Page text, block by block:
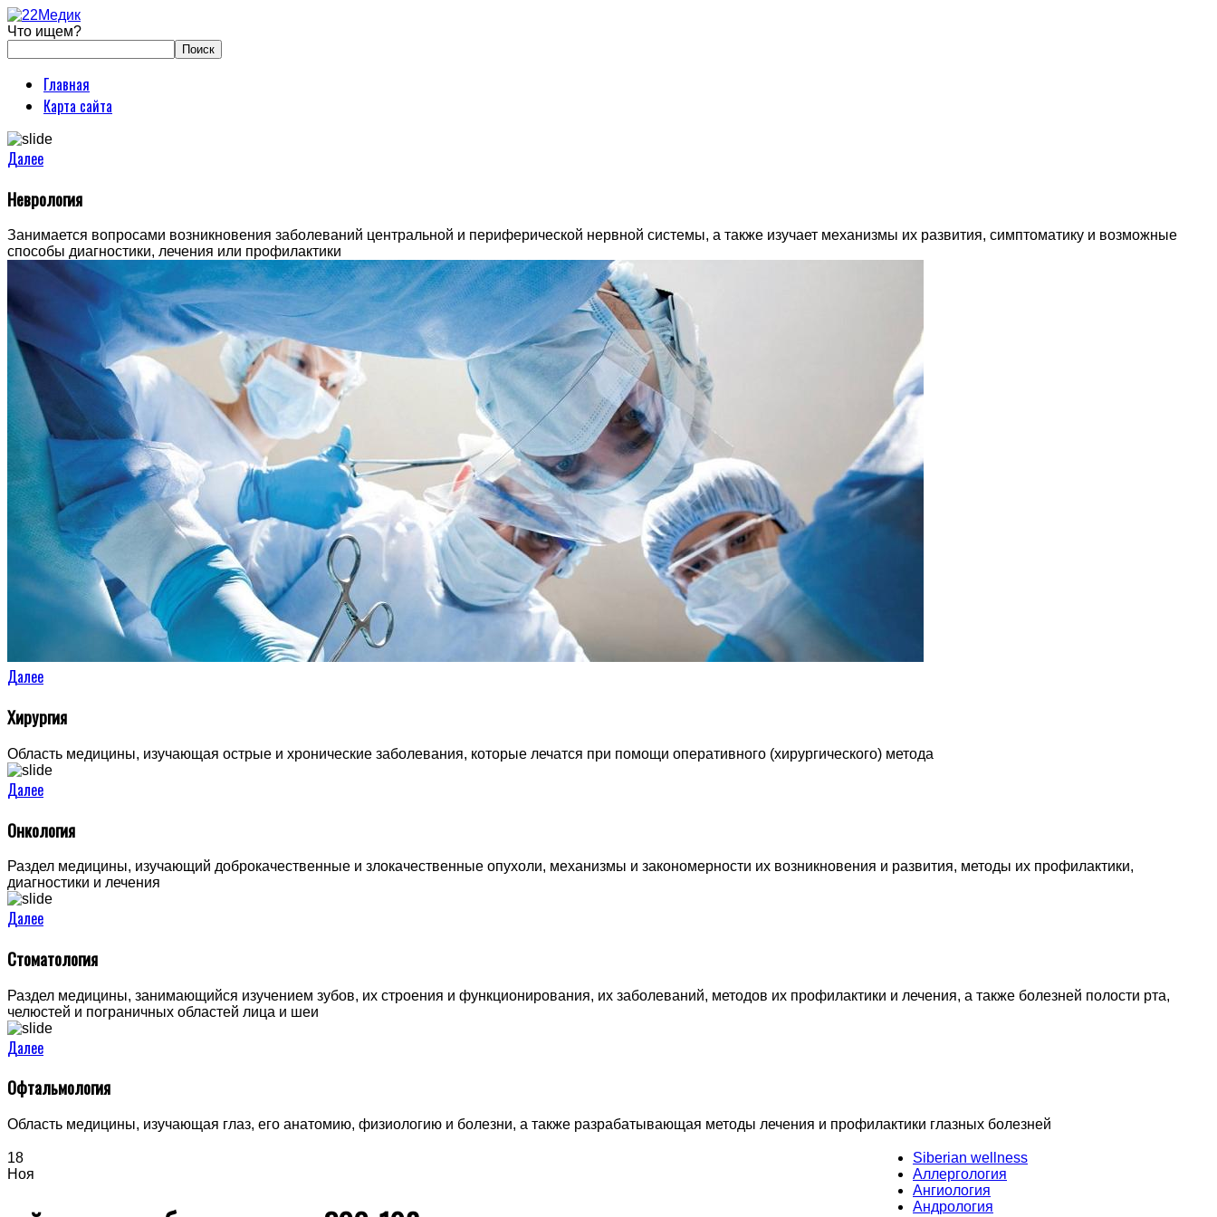
Что ищем?
Главная
Карта сайта
Далее
Неврология
Занимается вопросами возникновения заболеваний центральной и периферической нервной системы, а также изучает механизмы их развития, симптоматику и возможные
способы диагностики, лечения или профилактики
Далее
Хирургия
Область медицины, изучающая острые и хронические заболевания, которые лечатся при помощи оперативного (хирургического) метода
Далее
Онкология
Раздел медицины, изучающий доброкачественные и злокачественные опухоли, механизмы и закономерности их возникновения и развития, методы их профилактики,
диагностики и лечения
Далее
Стоматология
Раздел медицины, занимающийся изучением зубов, их строения и функционирования, их заболеваний, методов их профилактики и лечения, а также болезней полости рта,
челюстей и пограничных областей лица и шеи
Далее
Офтальмология
Область медицины, изучающая глаз, его анатомию, физиологию и болезни, а также разрабатывающая методы лечения и профилактики глазных болезней
18
Ноя
Siberian wellness
Аллергология
Ангиология
Андрология